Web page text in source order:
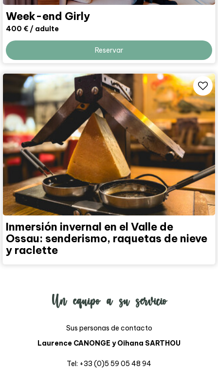
Week-end Girly
400 € / adulte
Reservar
Inmersión invernal en el Valle de
Ossau: senderismo, raquetas de nieve
y raclette
Un equipo a su servicio
Sus personas de contacto
Laurence CANONGE y Oihana SARTHOU
Tel: +33 (0)5 59 05 48 94